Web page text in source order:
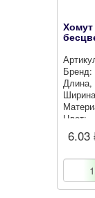
Бренд:
Цвет:
6.03